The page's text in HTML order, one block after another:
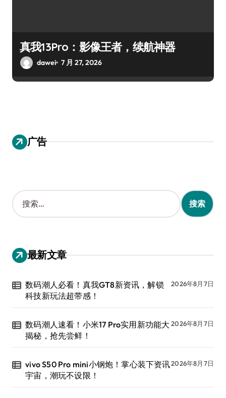
真我13Pro：影像王者，续航神器
dawei 7 月 27, 2026
广告
搜
索
：
最新文章
数码潮人必看！真我GT8新资讯，解锁
科技新玩法超带感！
2026年8月7日
数码潮人速看！小米17 Pro实用新功能大
揭秘，抢先尝鲜！
2026年8月7日
vivo S50 Pro mini小钢炮！掌心装下资讯
宇宙，潮玩不设限！
2026年8月7日